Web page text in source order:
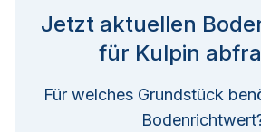
Jetzt aktuellen
für Kulpin
Für welches Grundstück